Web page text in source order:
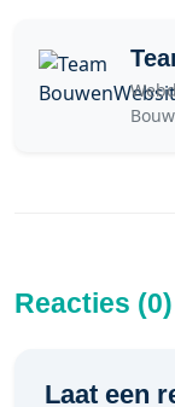
Reacties (0)
Laat een